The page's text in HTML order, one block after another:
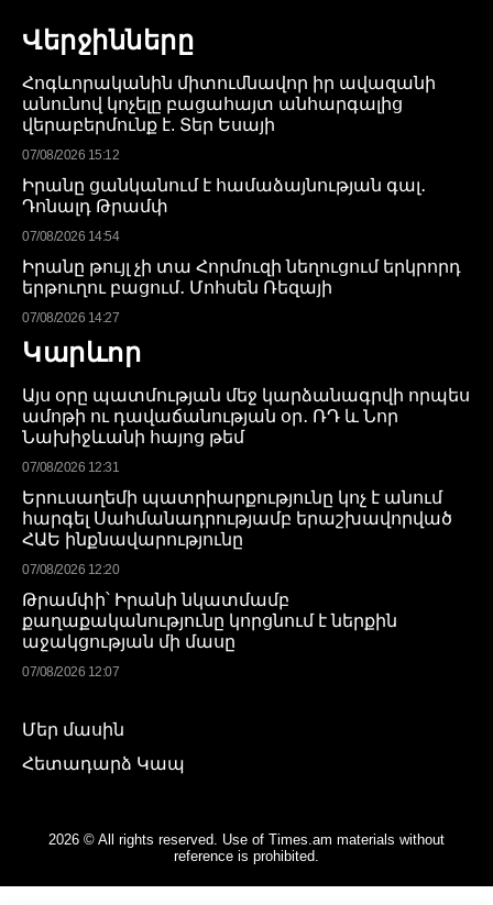
Վերջինները
Հոգևորականին միտումնավոր իր ավազանի
անունով կոչելը բացահայտ անհարգալից
վերաբերմունք է. Տեր Եսայի
07/08/2026 15:12
Իրանը ցանկանում է համաձայնության գալ․
Դոնալդ Թրամփ
07/08/2026 14:54
Իրանը թույլ չի տա Հորմուզի նեղուցում երկրորդ
երթուղու բացում․ Մոհսեն Ռեզայի
07/08/2026 14:27
Կարևոր
Այս օրը պատմության մեջ կարձանագրվի որպես
ամոթի ու դավաճանության օր․ ՌԴ և Նոր
Նախիջևանի հայոց թեմ
07/08/2026 12:31
Երուսաղեմի պատրիարքությունը կոչ է անում
հարգել Սահմանադրությամբ երաշխավորված
ՀԱԵ ինքնավարությունը
07/08/2026 12:20
Թրամփի՝ Իրանի նկատմամբ
քաղաքականությունը կորցնում է ներքին
աջակցության մի մասը
07/08/2026 12:07
Մեր մասին
Հետադարձ Կապ
2026 © All rights reserved. Use of Times.am materials without
reference is prohibited.